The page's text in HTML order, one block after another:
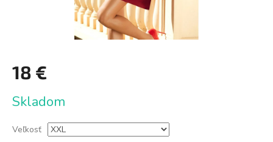
18 €
cena:
Skladom
Veľkosť